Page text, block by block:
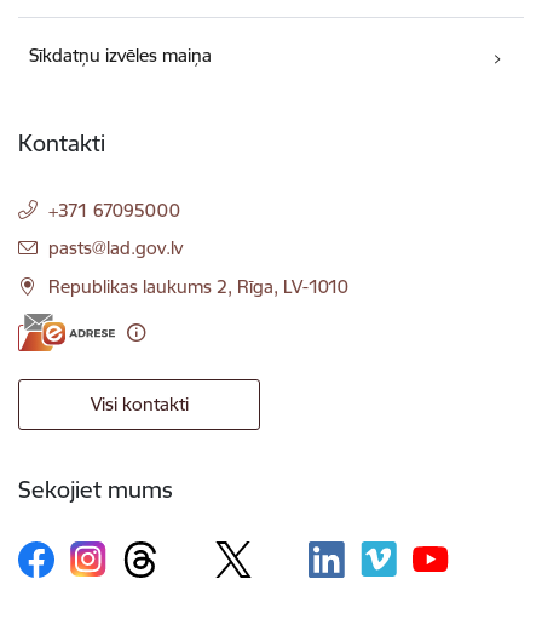
Sīkdatņu izvēles maiņa
Kontakti
+371 67095000
E-pasts:
pasts@lad.gov.lv
Republikas laukums 2, Rīga, LV-1010
Visi kontakti
Sekojiet mums